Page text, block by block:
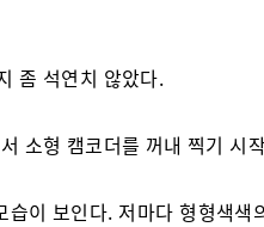
좀 석연치 않았다.
소형 캠코더를 꺼내 찍기 시
이 보인다. 저마다 형형색색